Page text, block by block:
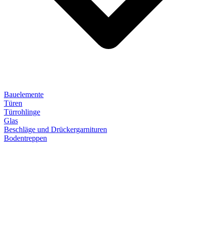
Bauelemente
Türen
Türrohlinge
Glas
Beschläge und Drückergarnituren
Bodentreppen